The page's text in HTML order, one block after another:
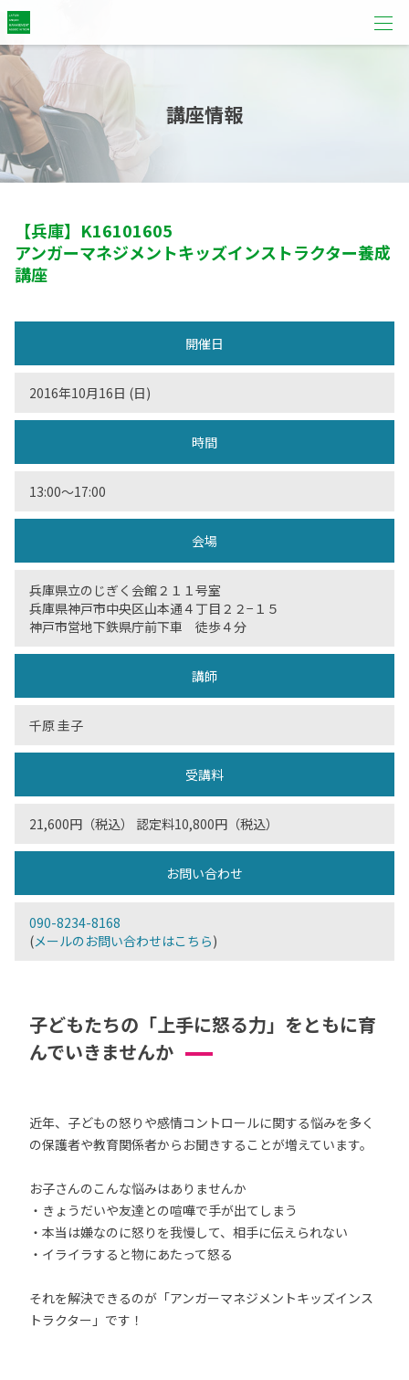
講座情報
【兵庫】 K16101605
アンガーマネジメントキッズインストラクター養成
講座
開催日
2016年10月16日 (日)
時間
13:00〜17:00
会場
兵庫県立のじぎく会館２１１号室
兵庫県神戸市中央区山本通４丁目２２−１５
神戸市営地下鉄県庁前下車 徒歩４分
講師
千原 圭子
受講料
21,600円（税込） 認定料10,800円（税込）
お問い合わせ
090-8234-8168
(メールのお問い合わせはこちら)
子どもたちの「上手に怒る力」をともに育
んでいきませんか
近年、子どもの怒りや感情コントロールに関する悩みを多く
の保護者や教育関係者からお聞きすることが増えています。
お子さんのこんな悩みはありませんか
・きょうだいや友達との喧嘩で手が出てしまう
・本当は嫌なのに怒りを我慢して、相手に伝えられない
・イライラすると物にあたって怒る
それを解決できるのが「アンガーマネジメントキッズインス
トラクター」です！